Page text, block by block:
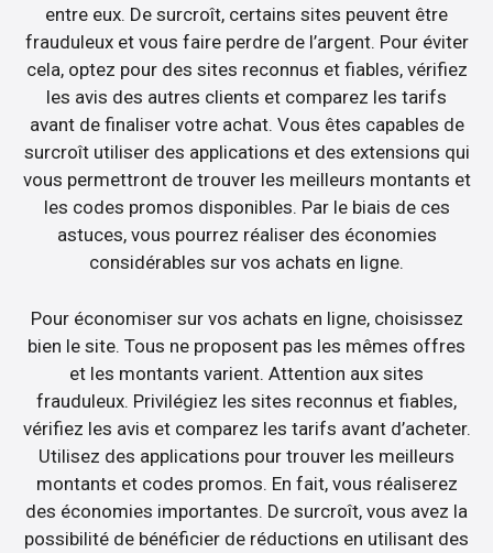
entre eux. De surcroît, certains sites peuvent être
frauduleux et vous faire perdre de l’argent. Pour éviter
cela, optez pour des sites reconnus et fiables, vérifiez
les avis des autres clients et comparez les tarifs
avant de finaliser votre achat. Vous êtes capables de
surcroît utiliser des applications et des extensions qui
vous permettront de trouver les meilleurs montants et
les codes promos disponibles. Par le biais de ces
astuces, vous pourrez réaliser des économies
considérables sur vos achats en ligne.
Pour économiser sur vos achats en ligne, choisissez
bien le site. Tous ne proposent pas les mêmes offres
et les montants varient. Attention aux sites
frauduleux. Privilégiez les sites reconnus et fiables,
vérifiez les avis et comparez les tarifs avant d’acheter.
Utilisez des applications pour trouver les meilleurs
montants et codes promos. En fait, vous réaliserez
des économies importantes. De surcroît, vous avez la
possibilité de bénéficier de réductions en utilisant des